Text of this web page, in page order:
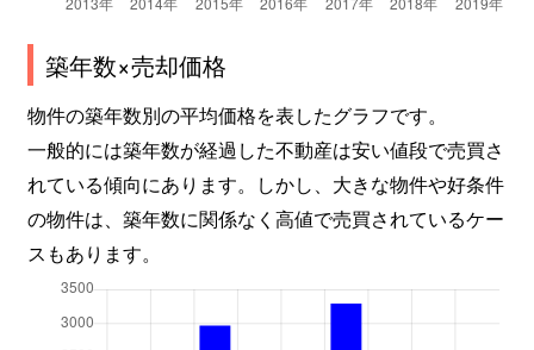
築年数×売却価格
物件の築年数別の平均価格を表したグラフです。
一般的には築年数が経過した不動産は安い値段で売買さ
れている傾向にあります。しかし、大きな物件や好条件
の物件は、築年数に関係なく高値で売買されているケー
スもあります。